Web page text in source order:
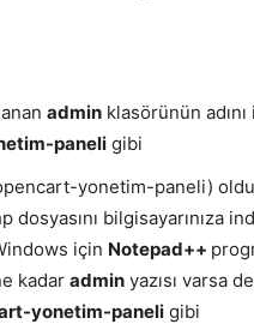
admin klasörünün
paneli gibi
yonetim-paneli)
bilgisayarınıza
için Notepad++
kadar admin yazısı varsa
yonetim-paneli gibi